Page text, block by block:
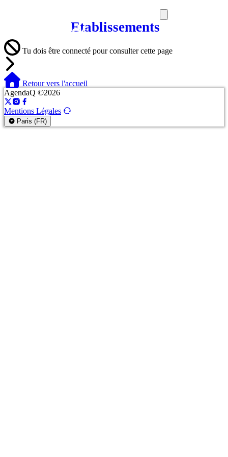
Etablissements
MAG
Tu dois être connecté pour consulter cette page
Retour vers l'accueil
AgendaQ ©2026
Mentions Légales
Paris (FR)